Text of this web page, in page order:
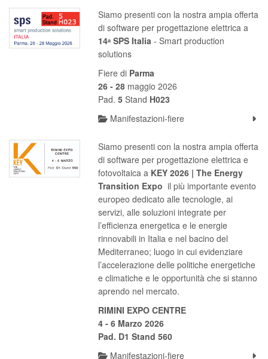
Siamo presenti con la nostra ampia offerta
di software per progettazione elettrica a
14ᵃ SPS Italia - Smart production
solutions
Fiere di Parma
26 - 28 maggio 2026
Pad. 5Stand H023
Manifestazioni-fiere
Siamo presenti con la nostra ampia offerta
di software per progettazione elettrica e
fotovoltaica a KEY 2026 | The Energy
Transition Expo il più importante evento
europeo dedicato alle tecnologie, ai
servizi, alle soluzioni integrate per
l’efficienza energetica e le energie
rinnovabili in Italia e nel bacino del
Mediterraneo; luogo in cui evidenziare
l’accelerazione delle politiche energetiche
e climatiche e le opportunità che si stanno
aprendo nel mercato.
RIMINI EXPO CENTRE
4 - 6 Marzo 2026
Pad. D1 Stand 560
Manifestazioni-fiere